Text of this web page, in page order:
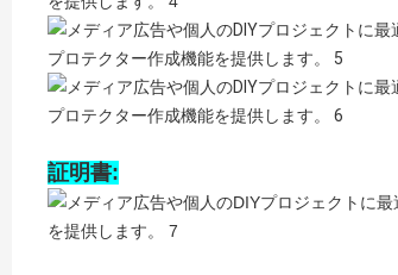
証明書: